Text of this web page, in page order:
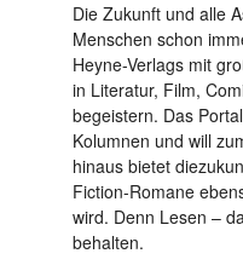
Die Zukunft und alle
Menschen schon
Heyne-Verlags mit
in Literatur, Film,
begeistern. Das
Kolumnen und will
hinaus bietet
Fiction-Romane
wird. Denn Lesen –
behalten.